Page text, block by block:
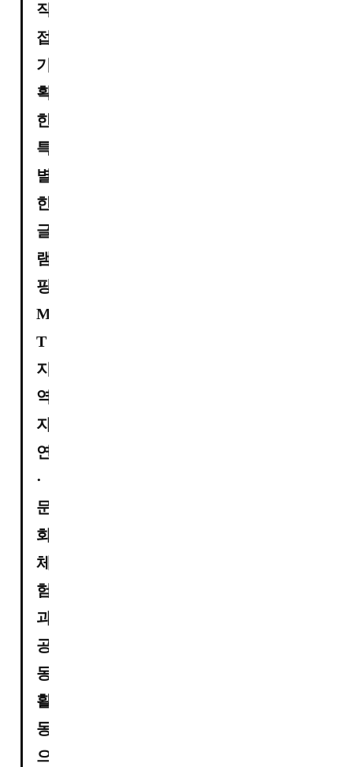
직
접
기
획
한
특
별
한
글
램
핑
M
T
지
역
자
연
·
문
화
체
험
과
공
동
활
동
으